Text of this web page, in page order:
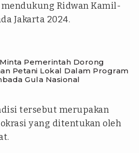
Ridwan Kamil-
Jakarta 2024.
Minta Pemerintah Dorong
Petani Lokal Dalam Program
Gula Nasional
tersebut merupakan
yang ditentukan oleh